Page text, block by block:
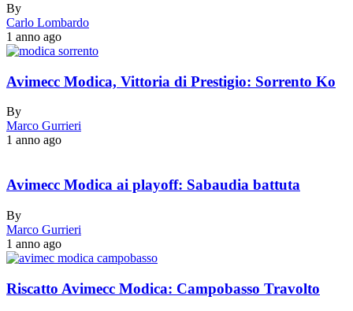
By
Carlo Lombardo
1 anno ago
Avimecc Modica, Vittoria di Prestigio: Sorrento Ko
By
Marco Gurrieri
1 anno ago
Avimecc Modica ai playoff: Sabaudia battuta
By
Marco Gurrieri
1 anno ago
Riscatto Avimecc Modica: Campobasso Travolto